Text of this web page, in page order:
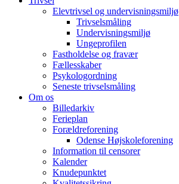
Elevtrivsel og undervisningsmiljø
Trivselsmåling
Undervisningsmiljø
Ungeprofilen
Fastholdelse og fravær
Fællesskaber
Psykologordning
Seneste trivselsmåling
Om os
Billedarkiv
Ferieplan
Forældreforening
Odense Højskoleforening
Information til censorer
Kalender
Knudepunktet